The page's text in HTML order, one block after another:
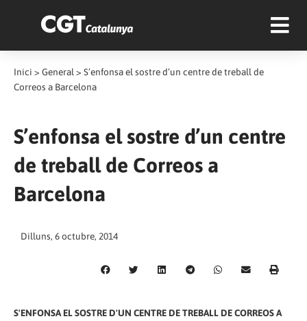
Inici > General > S’enfonsa el sostre d’un centre de treball de
Correos a Barcelona
S’enfonsa el sostre d’un centre
de treball de Correos a
Barcelona
Dilluns, 6 octubre, 2014
S'ENFONSA EL SOSTRE D'UN CENTRE DE TREBALL DE CORREOS A